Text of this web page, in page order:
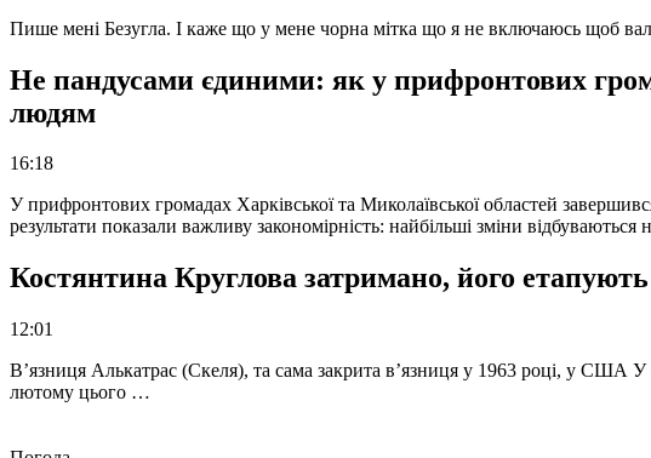
Пише мені Безугла. І каже що у мене чорна мітка що я не включаюсь щоб
Не пандусами єдиними: як у прифронтових
людям
16:18
У прифронтових громадах Харківської та Миколаївської областей
результати показали важливу закономірність: найбільші зміни відбуваються
Костянтина Круглова затримано, його
12:01
В’язниця Алькатрас (Скеля), та сама закрита в’язниця у 1963 році, у США
лютому цього …